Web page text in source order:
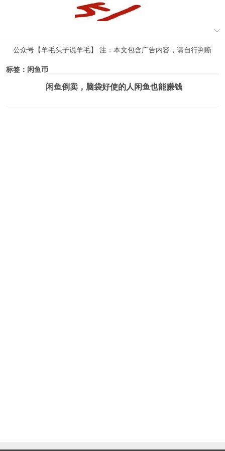
公众号【羊毛头子说羊毛】 注：本文包含广告内容，请自行判断
标签：闲鱼币
闲鱼倒卖，脑袋好使的人闲鱼也能赚钱